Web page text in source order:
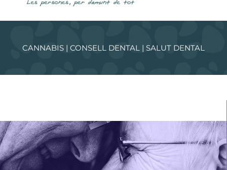
CANNABIS | CONSELL DENTAL | SALUT DENTAL